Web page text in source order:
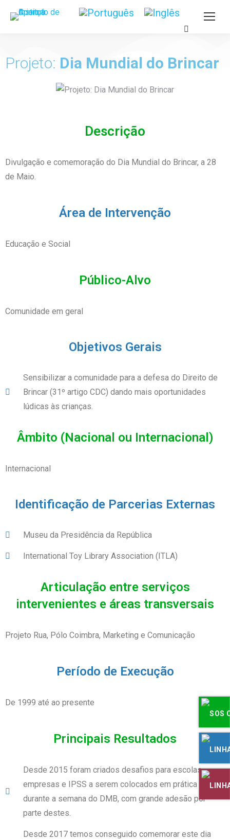
Projeto: Dia Mundial do Brincar
Descrição
Divulgação e comemoração do Dia Mundial do Brincar, a 28
de Maio.
Área de Intervenção
Educação e Social
Público-Alvo
Comunidade em geral
Objetivos Gerais
Sensibilizar a comunidade para a defesa do Direito de
Brincar (31º artigo CDC) dando mais oportunidades
lúdicas às crianças.
Âmbito (Nacional ou Internacional)
Internacional
Identificação de Parcerias Externas
Museu da Presidência da República
International Toy Library Association (ITLA)
Articulação entre serviços
intervenientes e áreas transversais
Projeto Rua, Pólo Coimbra, Marketing e Comunicação
Período de Execução
De 1999 até ao presente
Principais Resultados
Desde 2015 foram criados desafios para escolas,
empresas e IPSS a serem colocados em prática
durante a semana do DMB, com grande adesão por
parte destes.
Desde 2017 temos conseguido comemorar este dia